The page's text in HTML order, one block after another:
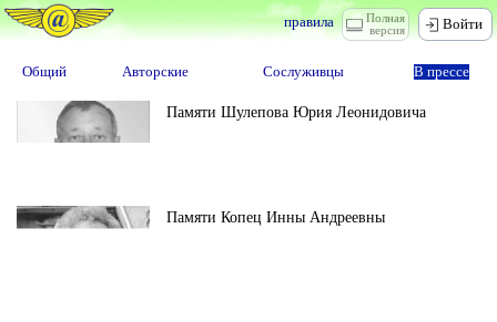
Полная
версия
правила Войти
Общий Авторские Сослуживцы В прессе
Памяти Шулепова Юрия Леонидовича
Памяти Копец Инны Андреевны